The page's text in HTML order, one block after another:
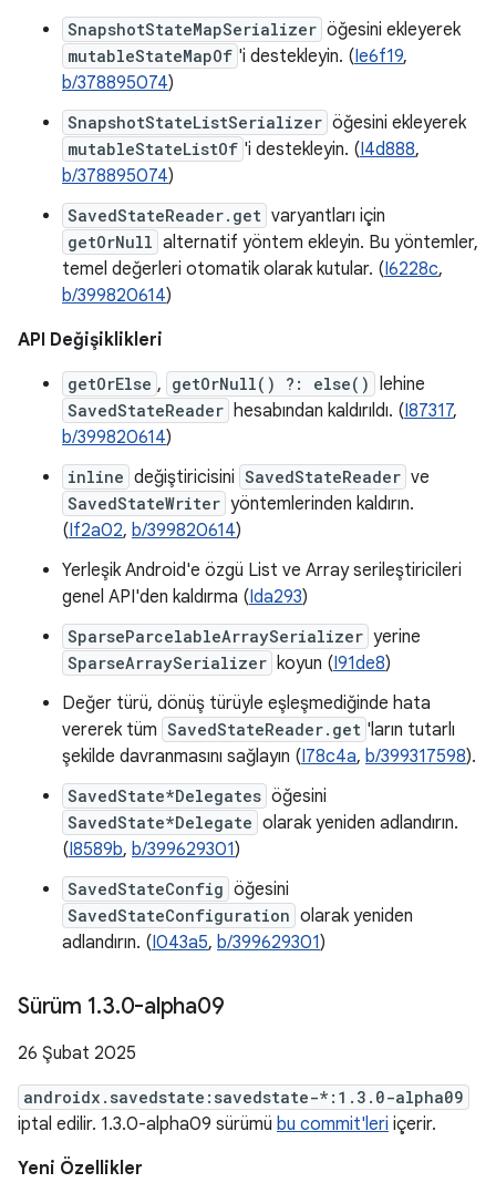
SnapshotStateMapSerializer öğesini ekleyerek
mutableStateMapOf 'i destekleyin. (Ie6f19,
b/378895074)
SnapshotStateListSerializer öğesini ekleyerek
mutableStateListOf 'i destekleyin. (I4d888,
b/378895074)
SavedStateReader.get varyantları için
getOrNull alternatif yöntem ekleyin. Bu yöntemler,
temel değerleri otomatik olarak kutular. (I6228c,
b/399820614)
API Değişiklikleri
getOrElse , getOrNull() ?: else() lehine
SavedStateReader hesabından kaldırıldı. (I87317,
b/399820614)
inline değiştiricisini SavedStateReader ve
SavedStateWriter yöntemlerinden kaldırın.
(If2a02, b/399820614)
Yerleşik Android'e özgü List ve Array serileştiricileri
genel API'den kaldırma (Ida293)
SparseParcelableArraySerializer yerine
SparseArraySerializer koyun (I91de8)
Değer türü, dönüş türüyle eşleşmediğinde hata
vererek tüm SavedStateReader.get 'ların tutarlı
şekilde davranmasını sağlayın (I78c4a, b/399317598).
SavedState*Delegates öğesini
SavedState*Delegate olarak yeniden adlandırın.
(I8589b, b/399629301)
SavedStateConfig öğesini
SavedStateConfiguration olarak yeniden
adlandırın. (I043a5, b/399629301)
Sürüm 1.3.0-alpha09
26 Şubat 2025
androidx.savedstate:savedstate-*:1.3.0-alpha09
iptal edilir. 1.3.0-alpha09 sürümü bu commit'leri içerir.
Yeni Özellikler